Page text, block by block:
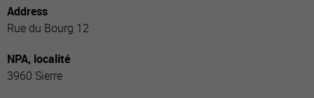
Address
Rue du Bourg 12
NPA, localité
3960 Sierre